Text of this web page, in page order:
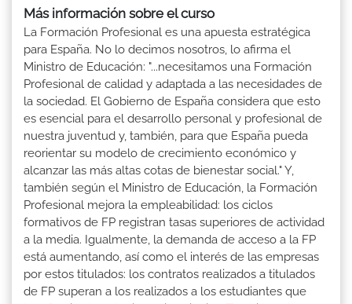
Más información sobre el curso
La Formación Profesional es una apuesta estratégica
para España. No lo decimos nosotros, lo afirma el
Ministro de Educación: "...necesitamos una Formación
Profesional de calidad y adaptada a las necesidades de
la sociedad. El Gobierno de España considera que esto
es esencial para el desarrollo personal y profesional de
nuestra juventud y, también, para que España pueda
reorientar su modelo de crecimiento económico y
alcanzar las más altas cotas de bienestar social." Y,
también según el Ministro de Educación, la Formación
Profesional mejora la empleabilidad: los ciclos
formativos de FP registran tasas superiores de actividad
a la media. Igualmente, la demanda de acceso a la FP
está aumentando, así como el interés de las empresas
por estos titulados: los contratos realizados a titulados
de FP superan a los realizados a los estudiantes que